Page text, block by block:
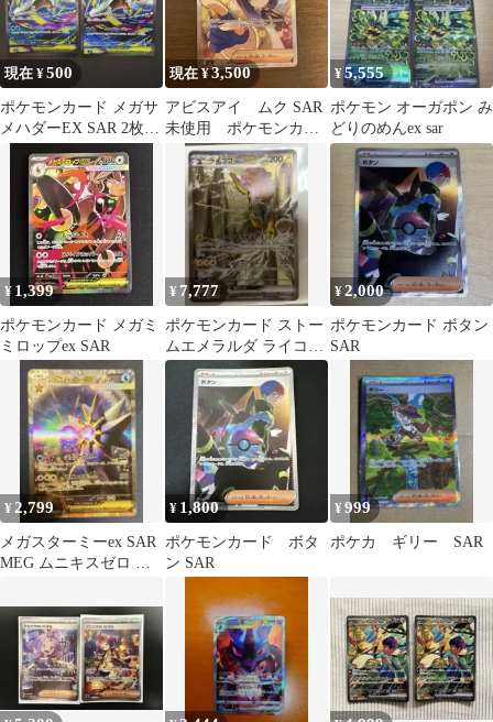
現在 ¥500
ポケモンカード メガサ
メハダーEX SAR 2枚セ
現在 ¥3,500
アビスアイ ムク SAR
未使用 ポケモンカー
¥5,555
ポケモン オーガポン み
どりのめんex sar
¥ 1,399
ポケモンカード メガミ
ミロップex SAR
¥ 7,777
ポケモンカード ストー
ムエメラルダ ライコウ
ex SAR
¥2,000
ポケモンカード ボタン
SAR
¥ 2,799
メガスターミーex SAR
MEG ムニキスゼロ キ
¥ 1,800
ポケモンカード ボタ
ン SAR
¥999
ポケカ ギリー SAR